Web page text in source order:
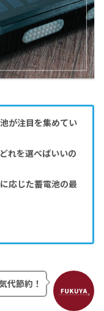
が注目を集めてい
れを選べばいいの
応じた蓄電池の最
代節約！